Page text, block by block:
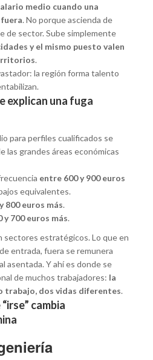
medio cuando una
. No porque ascienda de
de sector. Sube simplemente
y el mismo puesto valen
.
la región forma talento
explican una fuga
para perfiles cualificados se
las grandes áreas económicas
entre 600 y 900 euros
equivalentes.
800 euros más.
y 700 euros más.
sectores estratégicos. Lo que en
entrada, fuera se remunera
asentada. Y ahí es donde se
de muchos trabajadores: la
trabajo, dos vidas diferentes.
cambia